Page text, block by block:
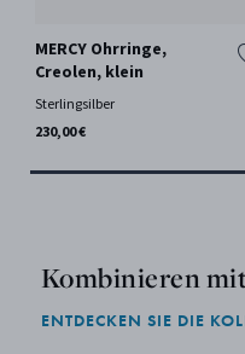
MERCY Ohrringe,
Creolen, klein
Sterlingsilber
230,00 €
Kombinieren
ENTDECKEN SIE DIE